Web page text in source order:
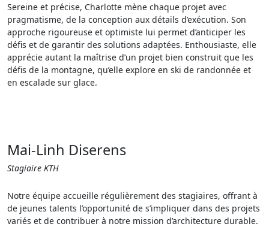
Sereine et précise, Charlotte mène chaque projet avec
pragmatisme, de la conception aux détails d’exécution. Son
approche rigoureuse et optimiste lui permet d’anticiper les
défis et de garantir des solutions adaptées. Enthousiaste, elle
apprécie autant la maîtrise d’un projet bien construit que les
défis de la montagne, qu’elle explore en ski de randonnée et
en escalade sur glace.
Mai-Linh Diserens
Stagiaire KTH
Notre équipe accueille régulièrement des stagiaires, offrant à
de jeunes talents l’opportunité de s’impliquer dans des projets
variés et de contribuer à notre mission d’architecture durable.